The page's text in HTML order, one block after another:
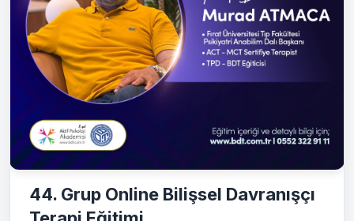
44. Grup Online Bilişsel Davranışçı